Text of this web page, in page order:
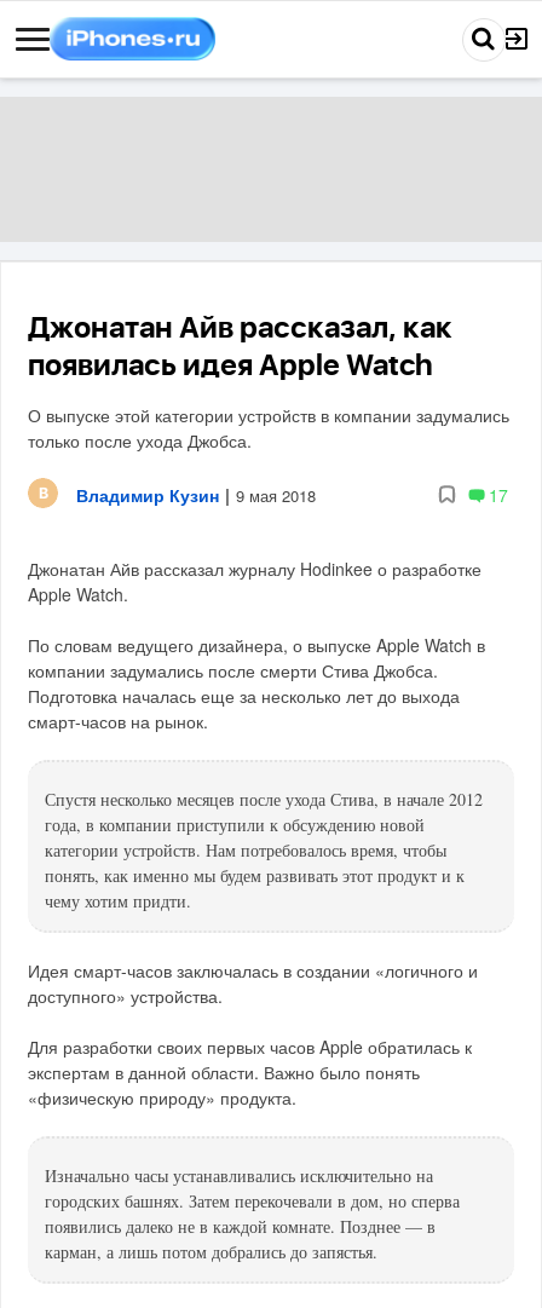
Джонатан Айв рассказал, как
появилась идея Apple Watch
О выпуске этой категории устройств в компании задумались
только после ухода Джобса.
Владимир Кузин | 9 мая 2018 17
Джонатан Айв рассказал журналу Hodinkee о разработке
Apple Watch.
По словам ведущего дизайнера, о выпуске Apple Watch в
компании задумались после смерти Стива Джобса.
Подготовка началась еще за несколько лет до выхода
смарт-часов на рынок.
Спустя несколько месяцев после ухода Стива, в начале 2012
года, в компании приступили к обсуждению новой
категории устройств. Нам потребовалось время, чтобы
понять, как именно мы будем развивать этот продукт и к
чему хотим придти.
Идея смарт-часов заключалась в создании «логичного и
доступного» устройства.
Для разработки своих первых часов Apple обратилась к
экспертам в данной области. Важно было понять
«физическую природу» продукта.
Изначально часы устанавливались исключительно на
городских башнях. Затем перекочевали в дом, но сперва
появились далеко не в каждой комнате. Позднее — в
карман, а лишь потом добрались до запястья.